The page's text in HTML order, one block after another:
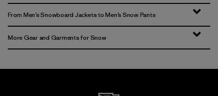
From Men’s Snowboard Jackets to Men’s Snow Pants
More Gear and Garments for Snow